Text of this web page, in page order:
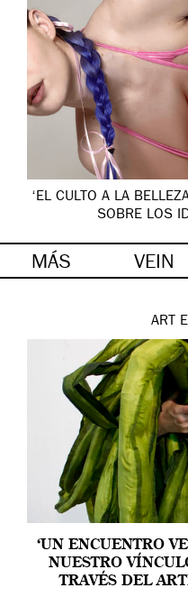
‘EL CULTO A LA
SOBRE LOS
MÁS VEIN
ART
‘UN ENCUENTRO
NUESTRO
TRAVÉS DEL